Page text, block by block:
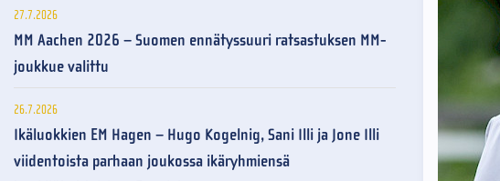
27.7.2026
MM Aachen 2026 – Suomen ennätyssuuri ratsastuksen MM-
joukkue valittu
26.7.2026
Ikäluokkien EM Hagen – Hugo Kogelnig, Sani Illi ja Jone Illi
viidentoista parhaan joukossa ikäryhmiensä